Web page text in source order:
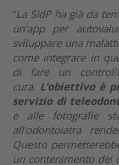
“La SIdP ha già da
un’app per
sviluppare una
come integrare in
di fare un
cura. L’obiettivo è
servizio di
e alle fotografie
all’odontoiatra
Questo
un contenimento dei